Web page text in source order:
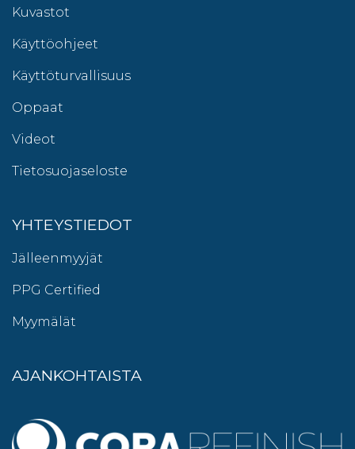
Kuvastot
Käyttöohjeet
Käyttöturvallisuus
Oppaat
Videot
Tietosuojaseloste
YHTEYSTIEDOT
Jälleenmyyjät
PPG Certified
Myymälät
AJANKOHTAISTA